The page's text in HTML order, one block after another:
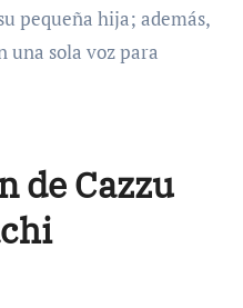
pequeña hija; además,
una sola voz para
de Cazzu